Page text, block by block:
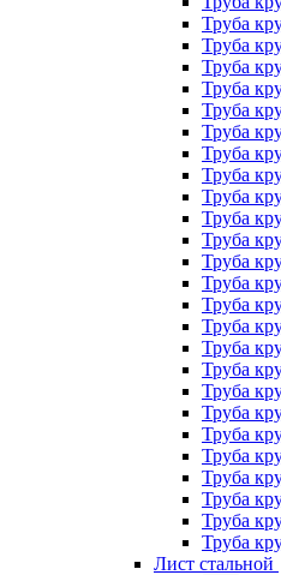
Труба
Труба
Труба
Труба
Труба
Труба
Труба
Труба
Труба
Труба
Труба
Труба
Труба
Труба
Труба
Труба
Труба
Труба
Труба
Труба
Труба
Труба
Труба
Труба
Труба
Лист стальной